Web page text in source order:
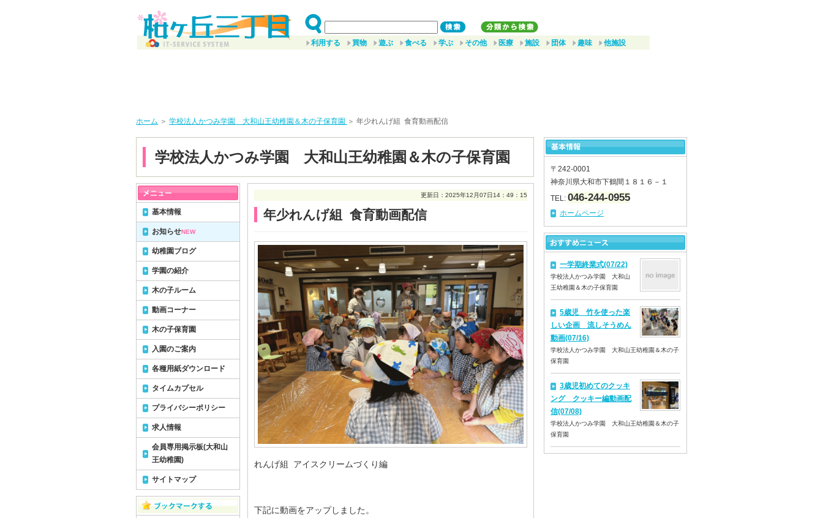
利用する 買物 遊ぶ 食べる 学ぶ その他 医療 施設 団体 趣味 他施設
ホーム ＞ 学校法人かつみ学園 大和山王幼稚園＆木の子保育園 ＞ 年少れんげ組 食育動画配信
学校法人かつみ学園 大和山王幼稚園＆木の子保育園
更新日：2025年12月07日14：49：15
年少れんげ組 食育動画配信
れんげ組 アイスクリームづくり編
下記に動画をアップしました。
基本情報
お知らせNEW
幼稚園ブログ
学園の紹介
木の子ルーム
動画コーナー
木の子保育園
入園のご案内
各種用紙ダウンロード
タイムカプセル
プライバシーポリシー
求人情報
会員専用掲示板(大和山
王幼稚園)
サイトマップ
〒242-0001
神奈川県大和市下鶴間１８１６－１
TEL: 046-244-0955
ホームページ
一学期終業式(07/22)
学校法人かつみ学園 大和山
王幼稚園＆木の子保育園
5歳児 竹を使った楽
しい企画 流しそうめん
動画(07/16)
学校法人かつみ学園 大和山王幼稚園＆木の子
保育園
3歳児初めてのクッキ
ング クッキー編動画配
信(07/08)
学校法人かつみ学園 大和山王幼稚園＆木の子
保育園